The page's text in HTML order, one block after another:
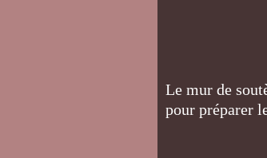
Le mur de
pour préparer